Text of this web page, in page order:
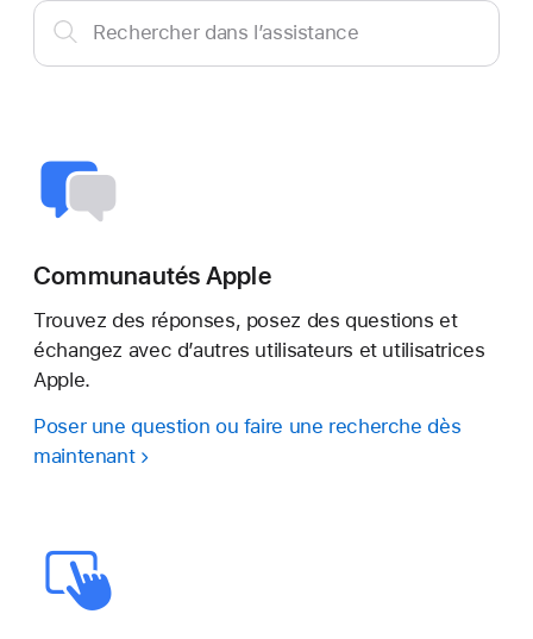
Rechercher
dans
l’assistance
Rechercher dans l’assistance
Communautés Apple
Trouvez des réponses, posez des questions et
échangez avec d’autres utilisateurs et utilisatrices
Apple.
Poser une question ou faire une recherche dès
maintenant